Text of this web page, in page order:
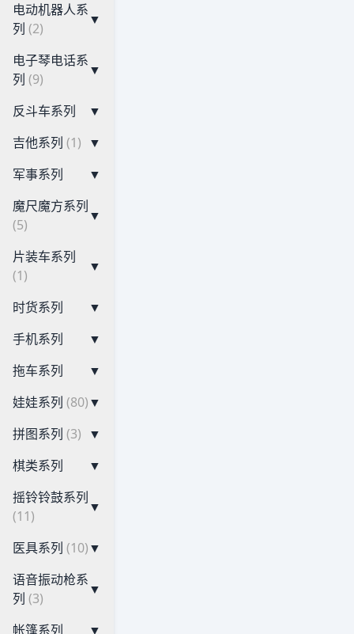
电动机器人系
列 (2)
▼
电子琴电话系
列 (9)
▼
反斗车系列
▼
吉他系列 (1) ▼
军事系列
▼
魔尺魔方系列
(5)
▼
片装车系列
(1)
▼
时货系列
▼
手机系列
▼
拖车系列
▼
娃娃系列 (80)▼
拼图系列 (3) ▼
棋类系列
▼
摇铃铃鼓系列
(11)
▼
医具系列 (10)▼
语音振动枪系
列 (3)
▼
帐篷系列 ▼